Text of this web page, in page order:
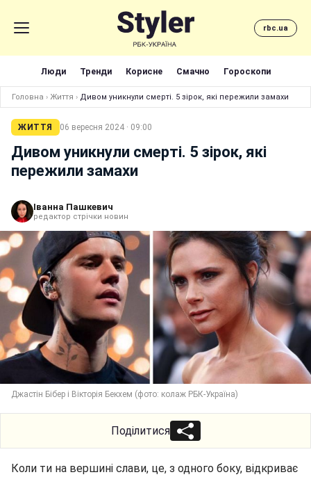
rbc.ua
Люди Тренди Корисне Смачно Гороскопи
Головна › Життя › Дивом уникнули смерті. 5 зірок, які пережили замахи
ЖИТТЯ 06 вересня 2024 · 09:00
Дивом уникнули смерті. 5 зірок, які
пережили замахи
Іванна Пашкевич
редактор стрічки новин
Джастін Бібер і Вікторія Бекхем (фото: колаж РБК-Україна)
Поділитися
Коли ти на вершині слави, це, з одного боку, відкриває